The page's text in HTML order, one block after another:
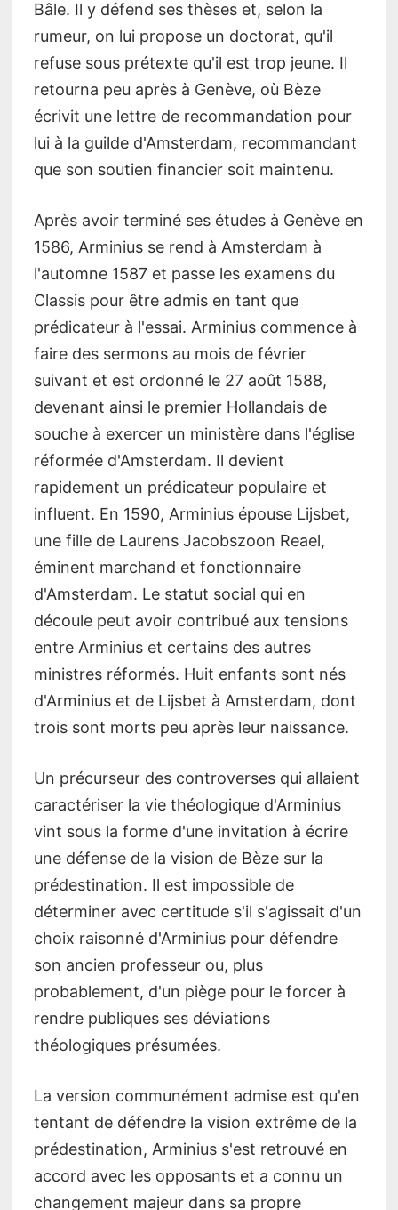
Bâle. Il y défend ses thèses et, selon la
rumeur, on lui propose un doctorat, qu'il
refuse sous prétexte qu'il est trop jeune. Il
retourna peu après à Genève, où Bèze
écrivit une lettre de recommandation pour
lui à la guilde d'Amsterdam, recommandant
que son soutien financier soit maintenu.
Après avoir terminé ses études à Genève en
1586, Arminius se rend à Amsterdam à
l'automne 1587 et passe les examens du
Classis pour être admis en tant que
prédicateur à l'essai. Arminius commence à
faire des sermons au mois de février
suivant et est ordonné le 27 août 1588,
devenant ainsi le premier Hollandais de
souche à exercer un ministère dans l'église
réformée d'Amsterdam. Il devient
rapidement un prédicateur populaire et
influent. En 1590, Arminius épouse Lijsbet,
une fille de Laurens Jacobszoon Reael,
éminent marchand et fonctionnaire
d'Amsterdam. Le statut social qui en
découle peut avoir contribué aux tensions
entre Arminius et certains des autres
ministres réformés. Huit enfants sont nés
d'Arminius et de Lijsbet à Amsterdam, dont
trois sont morts peu après leur naissance.
Un précurseur des controverses qui allaient
caractériser la vie théologique d'Arminius
vint sous la forme d'une invitation à écrire
une défense de la vision de Bèze sur la
prédestination. Il est impossible de
déterminer avec certitude s'il s'agissait d'un
choix raisonné d'Arminius pour défendre
son ancien professeur ou, plus
probablement, d'un piège pour le forcer à
rendre publiques ses déviations
théologiques présumées.
La version communément admise est qu'en
tentant de défendre la vision extrême de la
prédestination, Arminius s'est retrouvé en
accord avec les opposants et a connu un
changement majeur dans sa propre